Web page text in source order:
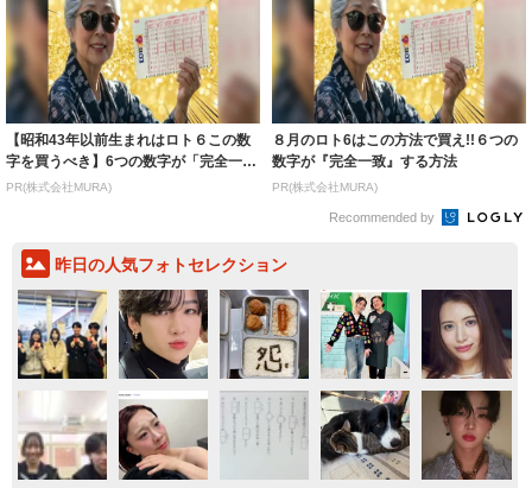
【昭和43年以前生まれはロト６この数
字を買うべき】6つの数字が「完全一
致」する方...
PR(株式会社MURA)
８月のロト6はこの方法で買え!!６つの
数字が『完全一致』する方法
PR(株式会社MURA)
Recommended by
昨日の人気フォトセレクション